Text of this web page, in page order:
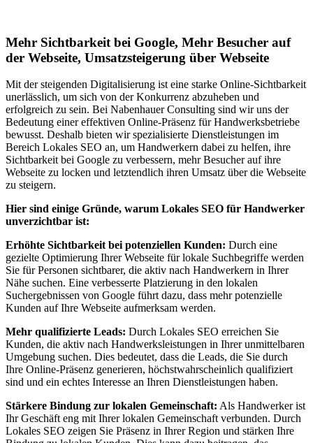
Mehr Sichtbarkeit bei Google, Mehr Besucher auf
der Webseite, Umsatzsteigerung über Webseite
Mit der steigenden Digitalisierung ist eine starke Online-Sichtbarkeit
unerlässlich, um sich von der Konkurrenz abzuheben und
erfolgreich zu sein. Bei Nabenhauer Consulting sind wir uns der
Bedeutung einer effektiven Online-Präsenz für Handwerksbetriebe
bewusst. Deshalb bieten wir spezialisierte Dienstleistungen im
Bereich Lokales SEO an, um Handwerkern dabei zu helfen, ihre
Sichtbarkeit bei Google zu verbessern, mehr Besucher auf ihre
Webseite zu locken und letztendlich ihren Umsatz über die Webseite
zu steigern.
Hier sind einige Gründe, warum Lokales SEO für Handwerker
unverzichtbar ist:
Erhöhte Sichtbarkeit bei potenziellen Kunden: Durch eine
gezielte Optimierung Ihrer Webseite für lokale Suchbegriffe werden
Sie für Personen sichtbarer, die aktiv nach Handwerkern in Ihrer
Nähe suchen. Eine verbesserte Platzierung in den lokalen
Suchergebnissen von Google führt dazu, dass mehr potenzielle
Kunden auf Ihre Webseite aufmerksam werden.
Mehr qualifizierte Leads: Durch Lokales SEO erreichen Sie
Kunden, die aktiv nach Handwerksleistungen in Ihrer unmittelbaren
Umgebung suchen. Dies bedeutet, dass die Leads, die Sie durch
Ihre Online-Präsenz generieren, höchstwahrscheinlich qualifiziert
sind und ein echtes Interesse an Ihren Dienstleistungen haben.
Stärkere Bindung zur lokalen Gemeinschaft: Als Handwerker ist
Ihr Geschäft eng mit Ihrer lokalen Gemeinschaft verbunden. Durch
Lokales SEO zeigen Sie Präsenz in Ihrer Region und stärken Ihre